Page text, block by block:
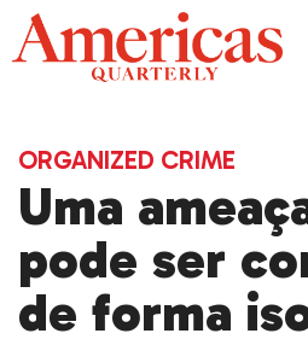
Skip
to
content
ORGANIZED CRIME
Uma
pode ser
de forma